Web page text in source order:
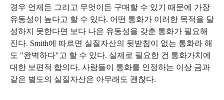
경우 언제든 그리고 무엇이든 구매할 수 있기 때문에 가장
유동성이 높다고 할 수 있다. 어떤 통화가 이러한 목적을 달
성하지 못한다면 보다 나은 유동성을 갖춘 통화가 필요해
진다. Smith에 따르면 실질자산의 뒷받침이 없는 통화라 해
도 "완벽하다"고 할 수 있다. 실제로 필요한 건 통화가치에
대한 보편적 합의다. 사람들이 통화를 인정하는 이상 금과
같은 별도의 실질자산은 아무래도 괜찮다.